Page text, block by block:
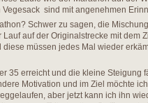
sind mit angenehmen
Schwer zu sagen, die
Lauf auf der Originalstrecke mit dem
müssen jedes Mal wieder
35 erreicht und die kleine Steigung
Motivation und im Ziel möchte
aber jetzt kann ich ihn